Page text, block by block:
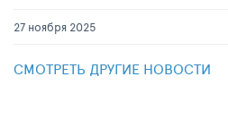
27 ноября 2025
СМОТРЕТЬ ДРУГИЕ НОВОСТИ